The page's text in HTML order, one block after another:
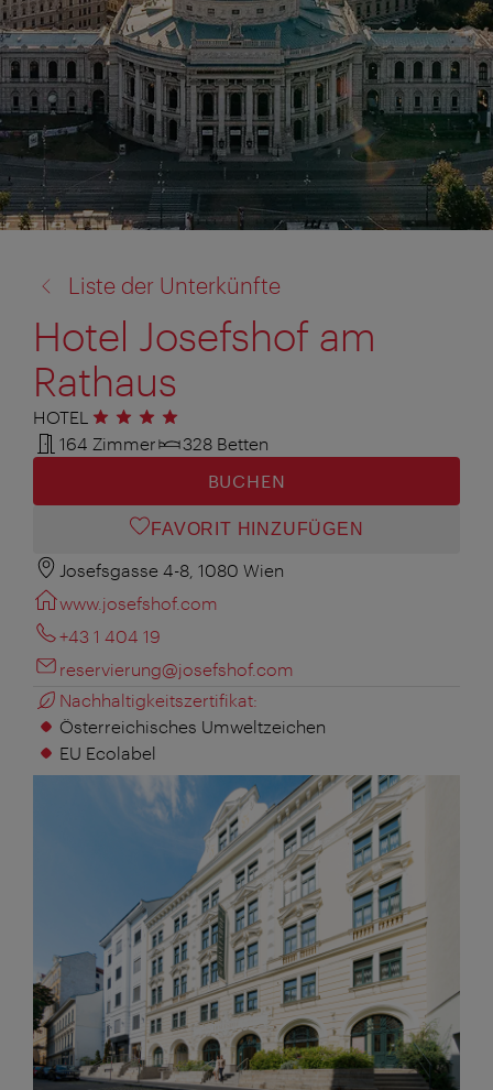
zu:
Liste der Unterkünfte
Hotel Josefshof am
Rathaus
HOTEL 4 Sterne
164 Zimmer
328 Betten
BUCHEN
FAVORIT HINZUFÜGEN
Josefsgasse 4-8, 1080 Wien
www.josefshof.com
+43 1 404 19
reservierung@josefshof.com
Nachhaltigkeitszertifikat:
Österreichisches Umweltzeichen
EU Ecolabel